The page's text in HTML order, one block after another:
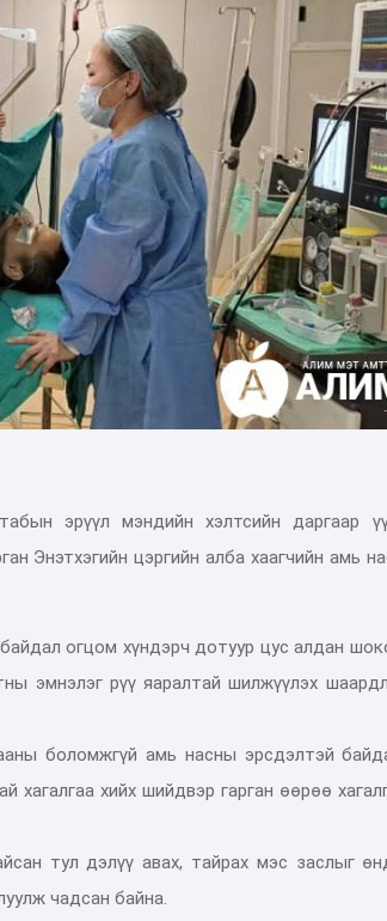
эрүүл мэндийн хэлтсийн даргаар
Энэтхэгийн цэргийн алба хаагчийн амь
огцом хүндэрч дотуур цус алдан
эмнэлэг рүү яаралтай шилжүүлэх
боломжгүй амь насны эрсдэлтэй
хийх шийдвэр гарган өөрөө
тул дэлүү авах, тайрах мэс заслыг
чадсан байна.